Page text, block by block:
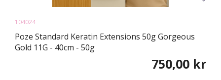
104024
Poze Standard Keratin Extensions 50g Gorgeous
Gold 11G - 40cm - 50g
750,00 kr